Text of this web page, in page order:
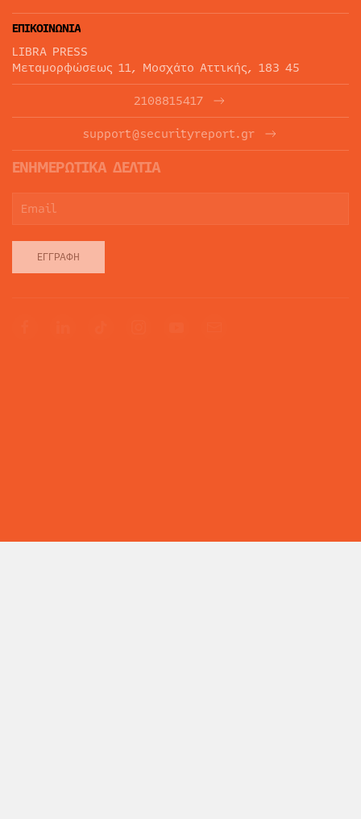
ΕΠΙΚΟΙΝΩΝΙΑ
LIBRA PRESS
Μεταμορφώσεως 11, Μοσχάτο Αττικής, 183 45
2108815417
support@securityreport.gr
ΕΝΗΜΕΡΩΤΙΚΑ ΔΕΛΤΙΑ
ΕΓΓΡΑΦΉ